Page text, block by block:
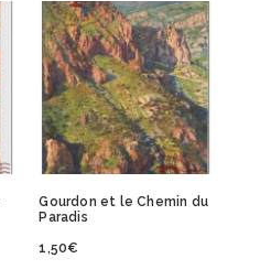
Gourdon et le Chemin du
Paradis
1,50€